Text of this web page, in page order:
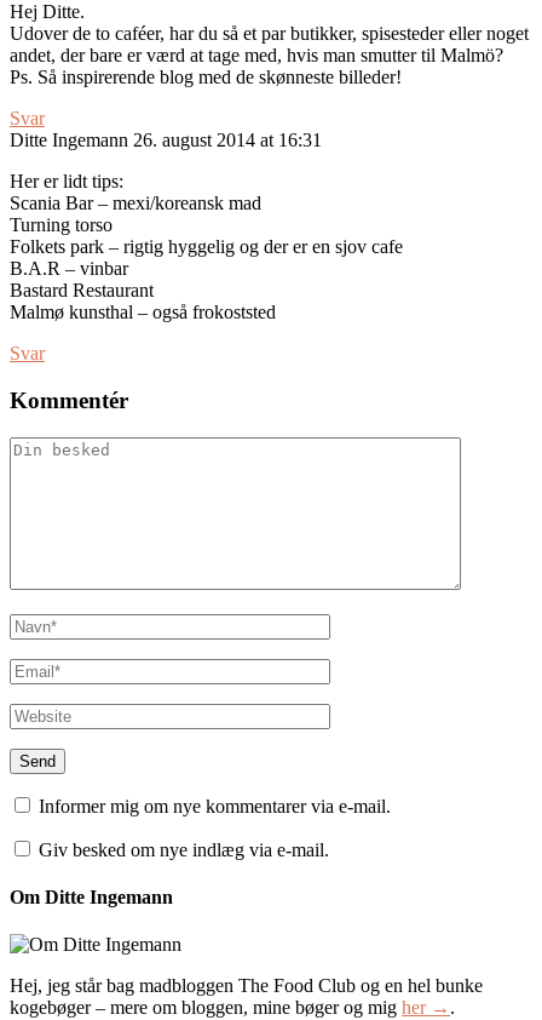
Hej Ditte.
Udover de to caféer, har du så et par butikker, spisesteder eller noget
andet, der bare er værd at tage med, hvis man smutter til Malmö?
Ps. Så inspirerende blog med de skønneste billeder!
Svar
Ditte Ingemann 26. august 2014 at 16:31
Her er lidt tips:
Scania Bar – mexi/koreansk mad
Turning torso
Folkets park – rigtig hyggelig og der er en sjov cafe
B.A.R – vinbar
Bastard Restaurant
Malmø kunsthal – også frokoststed
Svar
Kommentér
Informer mig om nye kommentarer via e-mail.
Giv besked om nye indlæg via e-mail.
Om Ditte Ingemann
Hej, jeg står bag madbloggen The Food Club og en hel bunke
kogebøger – mere om bloggen, mine bøger og mig her → .